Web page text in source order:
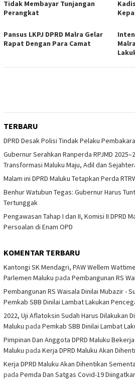
Tidak Membayar Tunjangan
Perangkat
Pansus LKPJ DPRD Malra Gelar
Rapat Dengan Para Camat
TERBARU
DPRD Desak Polisi Tindak Pelaku
Gubernur Serahkan Ranperda RPJMD
Transformasi Maluku Maju, Adil dan
Malam ini DPRD Maluku Tetapkan Perda
Benhur Watubun Tegas: Gubernur Harus
Tertunggak
Pengawasan Tahap I dan II, Komisi II DPRD
Persoalan di Enam OPD
KOMENTAR TERBARU
Kantongi SK Mendagri, PAW Wellem
Parlemen Maluku pada Pembangunan RS
Pembangunan RS Waisala Dinilai Mubazir -
Pemkab SBB Dinilai Lambat Lakukan
2022, Uji Aflatoksin Sudah Harus Dilakukan
Maluku pada Pemkab SBB Dinilai Lambat
Pimpinan Dan Anggota DPRD Maluku
Maluku pada Kerja DPRD Maluku Akan
Kerja DPRD Maluku Akan Dihentikan
pada Pemda Dan Satgas Covid-19